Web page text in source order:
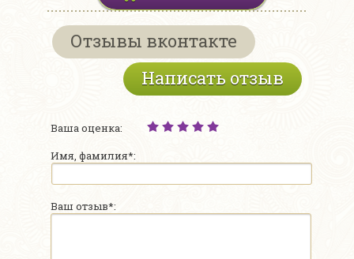
Отзывы вконтакте
Написать отзыв
Ваша оценка:
Имя, фамилия*:
Ваш отзыв*: